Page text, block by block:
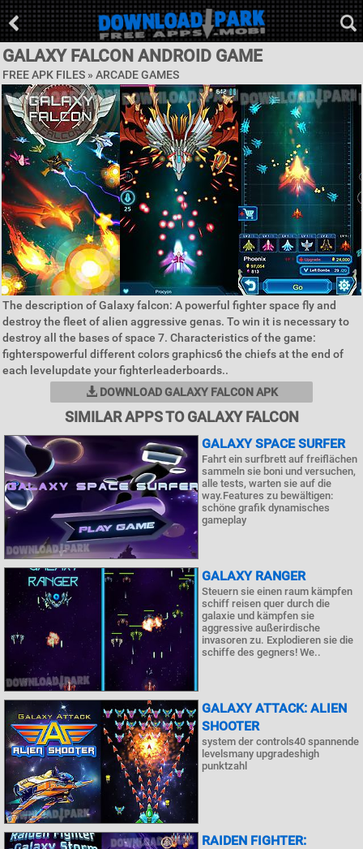
GALAXY FALCON ANDROID GAME
FREE APK FILES » ARCADE GAMES
The description of Galaxy falcon: A powerful fighter space fly and
destroy the fleet of alien aggressive genas. To win it is necessary to
destroy all the bases of space 7. Characteristics of the game:
fighterspowerful different colors graphics6 the chiefs at the end of
each levelupdate your fighterleaderboards..
DOWNLOAD GALAXY FALCON APK
SIMILAR APPS TO GALAXY FALCON
GALAXY SPACE SURFER
Fahrt ein surfbrett auf freiflächen
sammeln sie boni und versuchen,
alle tests, warten sie auf die
way.Features zu bewältigen:
schöne grafik dynamisches
gameplay
GALAXY RANGER
Steuern sie einen raum kämpfen
schiff reisen quer durch die
galaxie und kämpfen sie
aggressive außerirdische
invasoren zu. Explodieren sie die
schiffe des gegners! We..
GALAXY ATTACK: ALIEN
SHOOTER
system der controls40 spannende
levelsmany upgradeshigh
punktzahl
RAIDEN FIGHTER: